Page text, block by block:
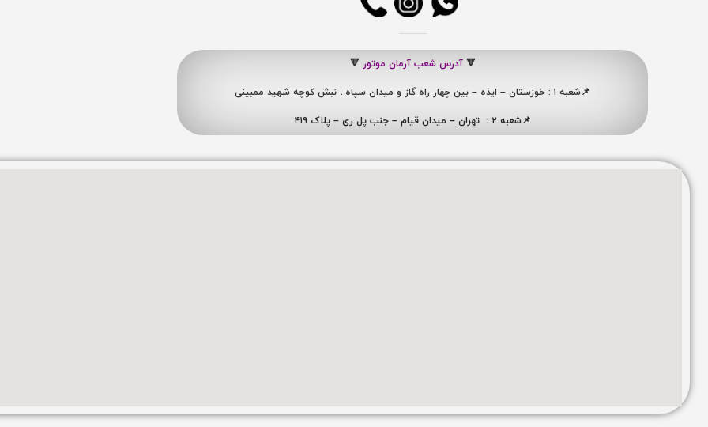
🔻 آدرس شعب آرمان موتور 🔻
📌شعبه ۱ : خوزستان – ایذه – بین چهار راه گاز و میدان سپاه ، نبش کوچه شهید ممبینی
📌شعبه ۲ : تهران – میدان قیام – جنب پل ری – پلاک ۴۱۹